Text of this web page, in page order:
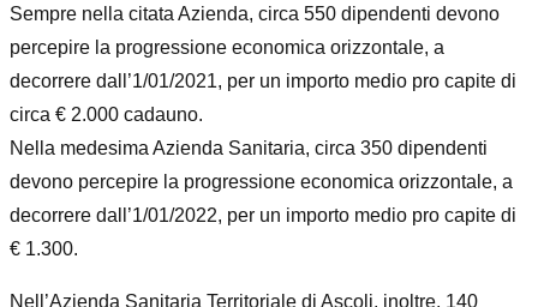
Sempre nella citata Azienda, circa 550 dipendenti devono
percepire la progressione economica orizzontale, a
decorrere dall’1/01/2021, per un importo medio pro capite di
circa € 2.000 cadauno.
Nella medesima Azienda Sanitaria, circa 350 dipendenti
devono percepire la progressione economica orizzontale, a
decorrere dall’1/01/2022, per un importo medio pro capite di
€ 1.300.
Nell’Azienda Sanitaria Territoriale di Ascoli, inoltre, 140